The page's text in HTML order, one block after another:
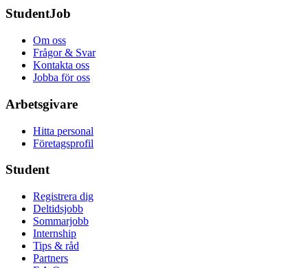
StudentJob
Om oss
Frågor & Svar
Kontakta oss
Jobba för oss
Arbetsgivare
Hitta personal
Företagsprofil
Student
Registrera dig
Deltidsjobb
Sommarjobb
Internship
Tips & råd
Partners